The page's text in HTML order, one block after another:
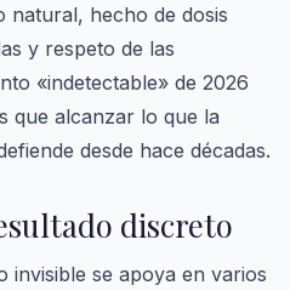
natural, hecho de dosis
y respeto de las
«indetectable» de 2026
que alcanzar lo que la
desde hace décadas.
discreto
invisible se apoya en varios